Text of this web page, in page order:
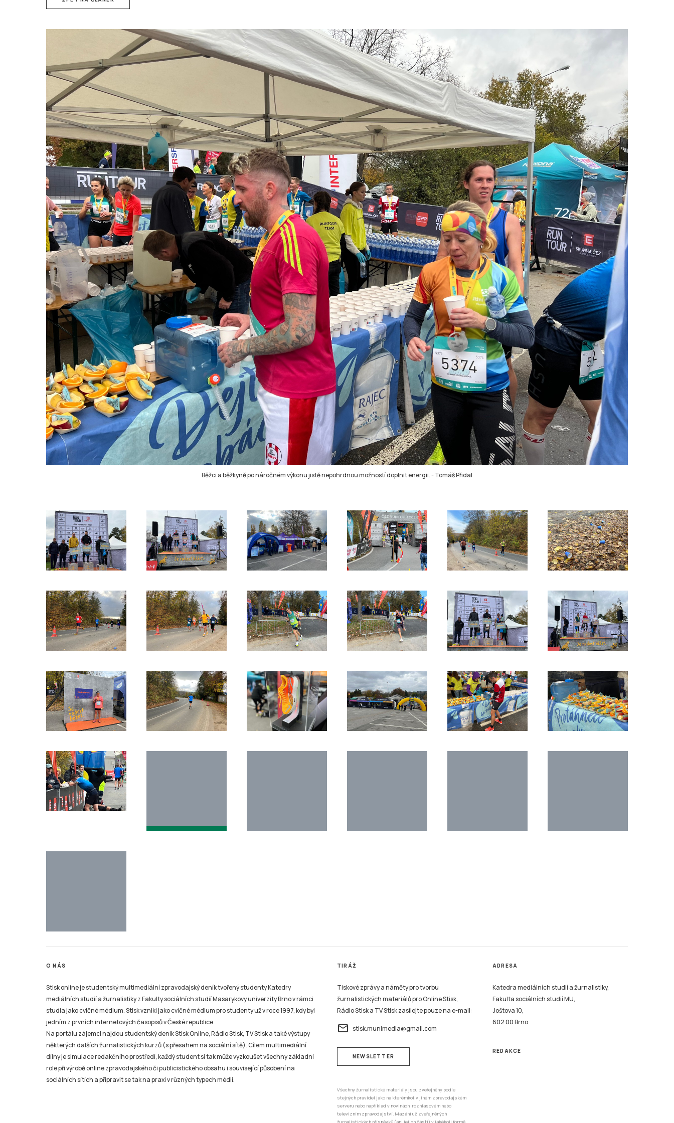
Běžci a běžkyně po náročném výkonu jistě nepohrdnou možností doplnit energii.-Tomáš Přidal
O NÁS
Stisk online je studentský multimediální zpravodajský deník tvořený studenty Katedry
studia jako cvičné médium. Stisk vznikl jako cvičné médium pro studenty už v roce 1997, kdy byl
jedním z prvních internetových časopisů v České republice.
Na portálu zájemci najdou studentský deník Stisk Online, Rádio Stisk, TV Stisk a také výstupy
některých dalších žurnalistických kurzů (s přesahem na sociální sítě). Cílem multimediální
dílny je simulace redakčního prostředí, každý student si tak může vyzkoušet všechny základní
role při výrobě online zpravodajského či publicistického obsahu i související působení na
sociálních sítích a připravit se tak na praxi v různých typech médií.
TIRÁŽ
Tiskové zprávy a náměty pro tvorbu
Rádio Stisk a TV Stisk zasílejte pouze na e-mail:
email stisk.munimedia@gmail.com
televizním zpravodajství. Mazání už zveřejněných
žurnalistických příspěvků (ani jejich částí) v jakékoli formě
není možné nyní ani v budoucnu.
ADRESA
Katedra mediálních studií a žurnalistiky,
Joštova 10,
602 00 Brno